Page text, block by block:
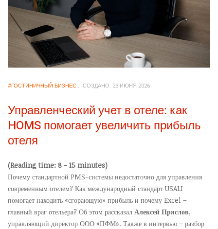
#ГОСТИНИЧНЫЙ БИЗНЕС СОЗДАНО: 23 ИЮНЯ 2026
Управленческий учет в отеле: как
HOMS помогает увеличить прибыль
отеля
(Reading time: 8 - 15 minutes)
Почему стандартной PMS-системы недостаточно для управления
современным отелем? Как международный стандарт USALI
помогает находить «сгорающую» прибыль и почему Excel –
главный враг отельера? Об этом рассказал Алексей Пряслов,
управляющий директор ООО «ПФМ». Также в интервью – разбор